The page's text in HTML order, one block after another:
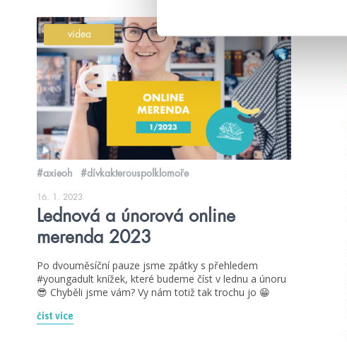
videa
#axieoh #dívkakterouspolklomoře
16. 1. 2023
Lednová a únorová online
merenda 2023
Po dvouměsíční pauze jsme zpátky s přehledem
#youngadult knížek, které budeme číst v lednu a únoru
😎 Chyběli jsme vám? Vy nám totiž tak trochu jo 😁
číst více